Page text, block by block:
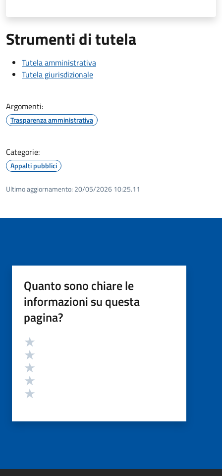
Strumenti di tutela
Tutela amministrativa
Tutela giurisdizionale
Argomenti:
Trasparenza amministrativa
Categorie:
Appalti pubblici
Ultimo aggiornamento: 20/05/2026 10:25.11
Quanto sono chiare le
informazioni su questa
pagina?
Valutazione